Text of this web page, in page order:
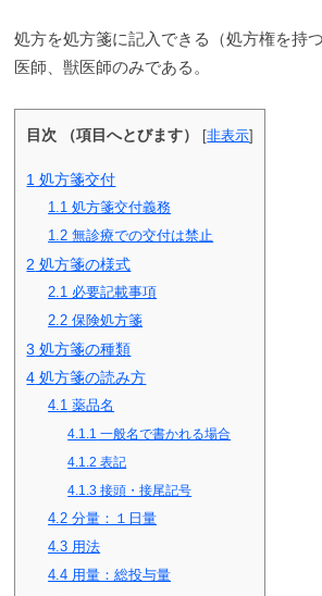
処方を処方箋に記入できる（処方権を持
医師、獣医師のみである。
目次 （項目へとびます） [非表示]
1 処方箋交付
1.1 処方箋交付義務
1.2 無診療での交付は禁止
2 処方箋の様式
2.1 必要記載事項
2.2 保険処方箋
3 処方箋の種類
4 処方箋の読み方
4.1 薬品名
4.1.1 一般名で書かれる場合
4.1.2 表記
4.1.3 接頭・接尾記号
4.2 分量：１日量
4.3 用法
4.4 用量：総投与量